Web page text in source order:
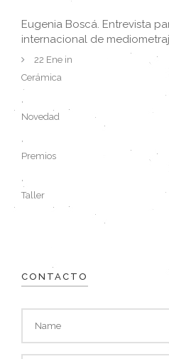
Eugenia Boscá. Entrevista
internacional de
22 Ene in
Cerámica
,
Novedad
,
Premios
,
Taller
CONTACTO